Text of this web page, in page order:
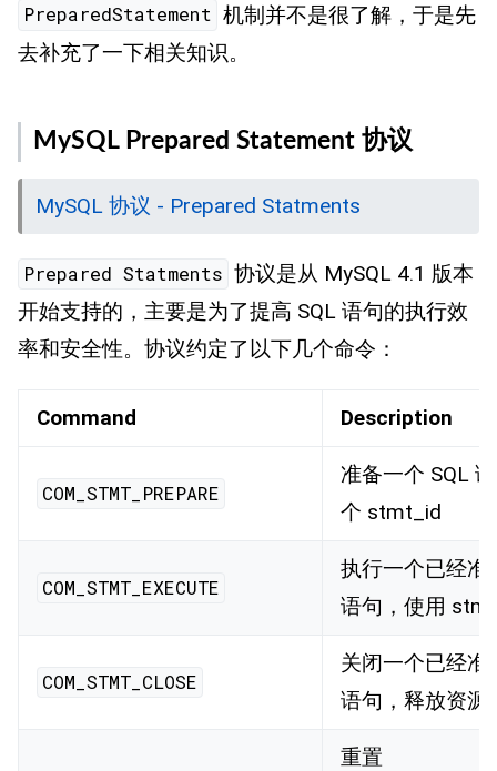
PreparedStatement 机制并不是很了解，于是先
去补充了一下相关知识。
MySQL Prepared Statement 协议
MySQL 协议 - Prepared Statments
Prepared Statments 协议是从 MySQL 4.1 版本
开始支持的，主要是为了提高 SQL 语句的执行效
率和安全性。协议约定了以下几个命令：
Command Description
COM_STMT_PREPARE
准备一个 SQL
个 stmt_id
COM_STMT_EXECUTE
执行一个已经准
语句，使用
COM_STMT_CLOSE
关闭一个已经准
语句，释放资源
重置